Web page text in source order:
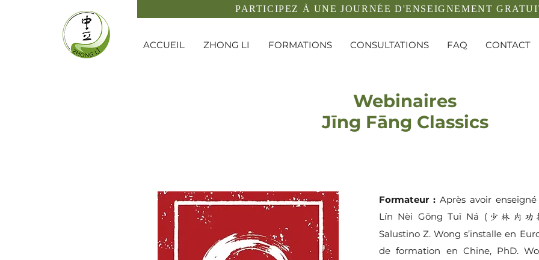
PARTICIPEZ À UNE JOURNÉE D'ENSEIGNEMENT
ACCUEIL ZHONG LI FORMATIONS CONSULTATIONS FAQ CONTACT
Webinaires
Jīng Fāng Classics
Formateur : Après avoir
Lín Nèi Gōng Tuī Ná ( 少林內功
Salustino Z. Wong s’installe en
de formation en Chine, PhD.